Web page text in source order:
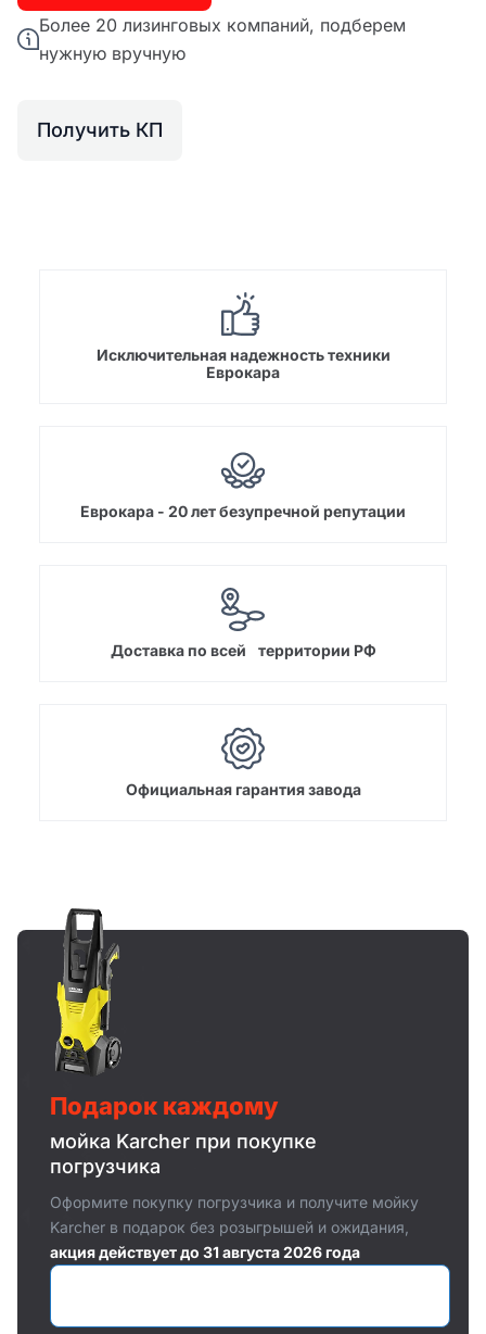
Более 20 лизинговых компаний, подберем
нужную вручную
Получить КП
Исключительная надежность техники
Еврокара
Еврокара - 20 лет безупречной репутации
Доставка по всей территории РФ
Официальная гарантия завода
Подарок каждому
мойка Karcher при покупке
погрузчика
Оформите покупку погрузчика и получите мойку
Karcher в подарок без розыгрышей и ожидания,
акция действует до 31 августа 2026 года